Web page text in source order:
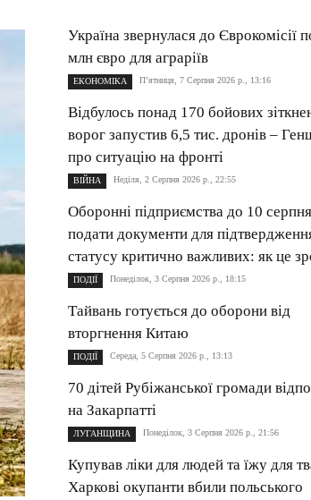
Україна звернулася до Єврокомісії
млн євро для аграріїв
ЕКОНОМІКА П’ятниця, 7 Серпня 2026 р., 13:16
Відбулось понад 170 бойових
ворог запустив 6,5 тис. дронів –
про ситуацію на фронті
ВІЙНА Неділя, 2 Серпня 2026 р., 22:55
Оборонні підприємства до 10
подати документи для
статусу критично важливих: як це
ПОДІЇ Понеділок, 3 Серпня 2026 р., 18:15
Тайвань готується до оборони від
вторгнення Китаю
ПОДІЇ Середа, 5 Серпня 2026 р., 13:13
70 дітей Рубіжанської громади
на Закарпатті
ЛУГАНЩИНА Понеділок, 3 Серпня 2026 р., 21:56
Купував ліки для людей та їжу для
Харкові окупанти вбили польського